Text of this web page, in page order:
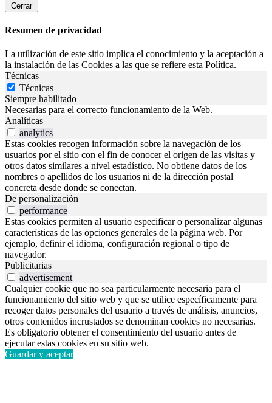
Cerrar
Resumen de privacidad
La utilización de este sitio implica el conocimiento y la aceptación a
la instalación de las Cookies a las que se refiere esta Política.
Técnicas
Técnicas
Siempre habilitado
Necesarias para el correcto funcionamiento de la Web.
Analíticas
analytics
Estas cookies recogen información sobre la navegación de los
usuarios por el sitio con el fin de conocer el origen de las visitas y
otros datos similares a nivel estadístico. No obtiene datos de los
nombres o apellidos de los usuarios ni de la dirección postal
concreta desde donde se conectan.
De personalización
performance
Estas cookies permiten al usuario especificar o personalizar algunas
características de las opciones generales de la página web. Por
ejemplo, definir el idioma, configuración regional o tipo de
navegador.
Publicitarias
advertisement
Cualquier cookie que no sea particularmente necesaria para el
funcionamiento del sitio web y que se utilice específicamente para
recoger datos personales del usuario a través de análisis, anuncios,
otros contenidos incrustados se denominan cookies no necesarias.
Es obligatorio obtener el consentimiento del usuario antes de
ejecutar estas cookies en su sitio web.
Guardar y aceptar